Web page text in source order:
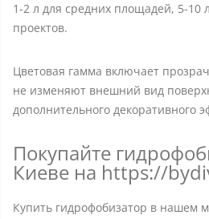
1-2 л для средних площадей, 5-10
проектов.
Цветовая гамма включает
не изменяют внешний вид
дополнительного декоративного
Покупайте
Киеве на https://
Купить гидрофобизатор в нашем